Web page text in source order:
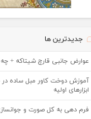
جدیدترین ها
عوارض جانبی قارچ شیتاکه + چه
آموزش دوخت کاور مبل ساده در
ابزارهای اولیه
فرم دهی به کل صورت و